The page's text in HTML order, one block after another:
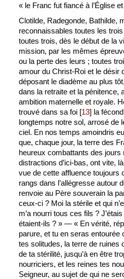
« le Franc fut fiancé à l’Église
Clotilde, Radegonde, Bathilde,
reconnaissables toutes les
toutes trois, dès le début de la
mission, par les mêmes
ou la perte des leurs ; toutes
amour du Christ-Roi et le désir
déposant le diadème au plus
dans la retraite et la pénitence,
ambition maternelle et royale.
trouvé dans sa foi [13] la
longtemps notre sol, arrosé de
ciel. En nos temps amoindris
que, chaque jour, la terre des
heureux combattants des jours
distractions d’ici-bas, ont vite,
vue de cette affluence toujours
rangs dans l’allégresse autour
renvoie au Père souverain la
ceux-ci ? Moi la stérile et qui
m’a nourri tous ces fils ?
étaient-ils ? » — « En vérité,
parure, et tu en seras entourée
tes solitudes, la terre de ruines
de ta stérilité, jusqu’à en être
nourriciers, et les reines tes
Seigneur, au sujet de qui ne